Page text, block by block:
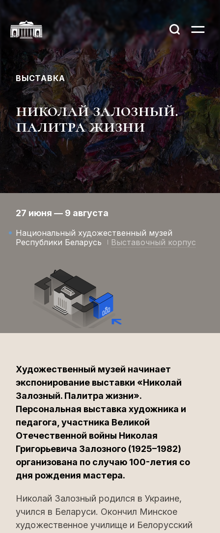
ВЫСТАВКА
николай залозный.
палитра жизни
27 июня — 9 августа
Национальный художественный музей
Республики Беларусь
Выставочный корпус
Художественный музей начинает
экспонирование выставки «Николай
Залозный. Палитра жизни».
Персональная выставка художника и
педагога, участника Великой
Отечественной войны Николая
Григорьевича Залозного (1925–1982)
организована по случаю 100-летия со
дня рождения мастера.
Николай Залозный родился в Украине,
учился в Беларуси. Окончил Минское
художественное училище и Белорусский